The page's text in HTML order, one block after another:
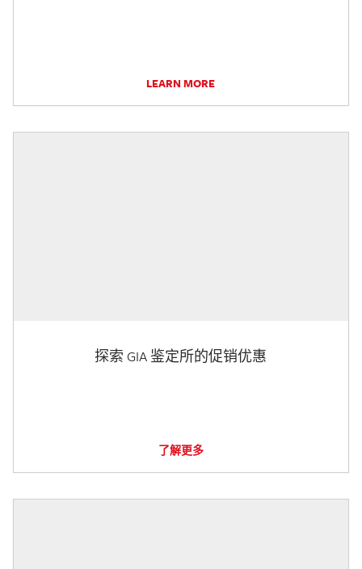
LEARN MORE
探索 GIA 鉴定所的促销优惠
了解更多